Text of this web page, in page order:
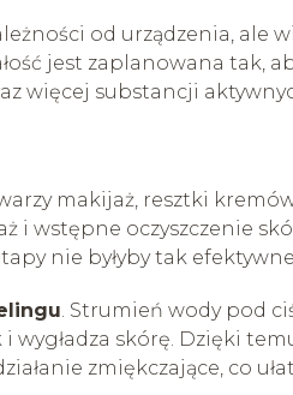
od urządzenia, ale
jest zaplanowana tak,
więcej substancji
makijaż, resztki
i wstępne oczyszczenie
nie byłyby tak
. Strumień wody pod
wygładza skórę. Dzięki
zmiękczające, co